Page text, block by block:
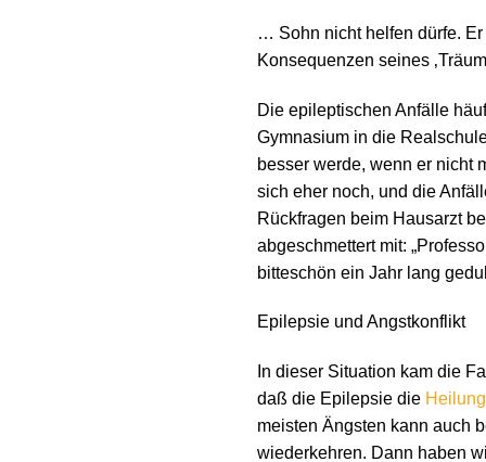
… Sohn nicht helfen dürfe.
Konsequenzen seines
Die epileptischen Anfälle
Gymnasium in die
besser werde, wenn er nicht
sich eher noch, und die
Rückfragen beim Hausarzt
abgeschmettert mit:
bitteschön ein Jahr lang
Epilepsie und Angstkonflikt
In dieser Situation kam die
daß die Epilepsie die
meisten Ängsten kann auch
wiederkehren. Dann haben